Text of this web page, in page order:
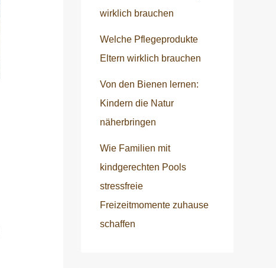
wirklich brauchen
Welche Pflegeprodukte
Eltern wirklich brauchen
Von den Bienen lernen:
Kindern die Natur
näherbringen
Wie Familien mit
kindgerechten Pools
stressfreie
Freizeitmomente zuhause
schaffen